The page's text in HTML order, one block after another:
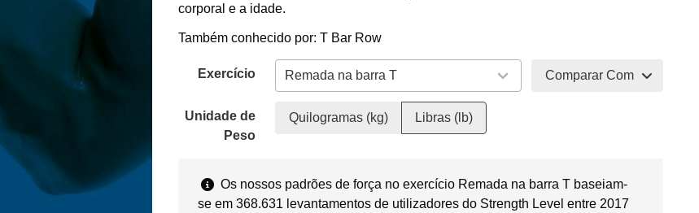
corporal e a idade.
Também conhecido por: T Bar Row
Exercício Comparar Com
Unidade de
Peso
Quilogramas (kg) Libras (lb)
Os nossos padrões de força no exercício Remada na barra T baseiam-
se em 368.631 levantamentos de utilizadores do Strength Level entre 2017